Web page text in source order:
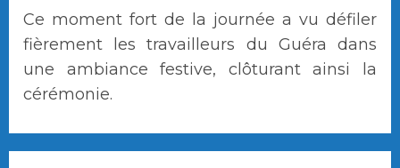
Ce moment fort de la journée a vu défiler
fièrement les travailleurs du Guéra dans
une ambiance festive, clôturant ainsi la
cérémonie.